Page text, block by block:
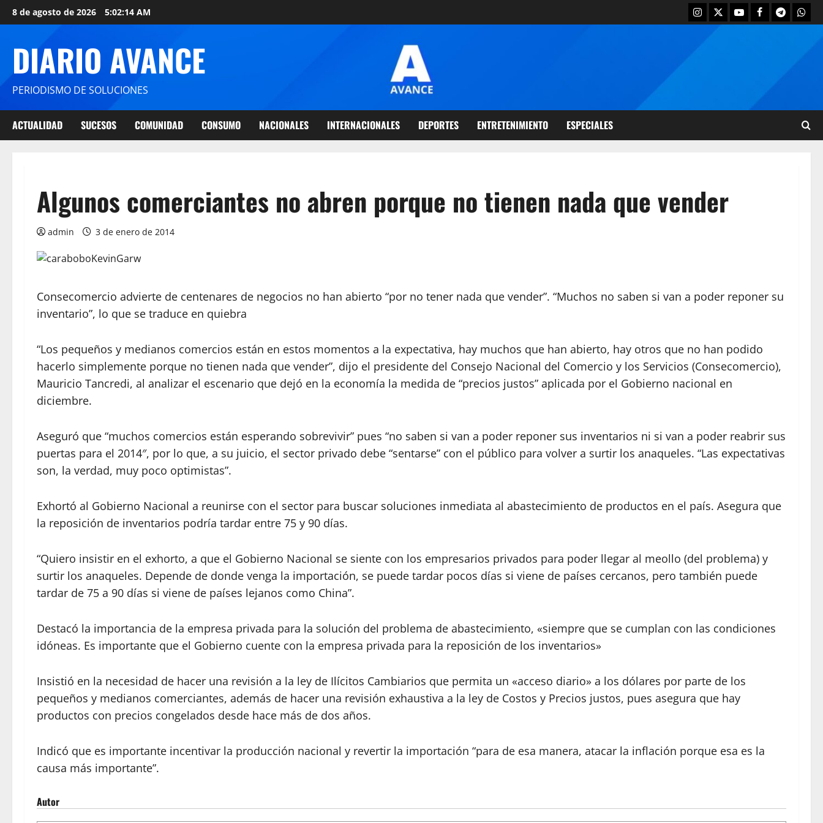
8 de agosto de 2026 5:02:14 AM
DIARIO AVANCE
PERIODISMO DE SOLUCIONES
ACTUALIDAD SUCESOS COMUNIDAD CONSUMO NACIONALES INTERNACIONALES DEPORTES ENTRETENIMIENTO ESPECIALES
Algunos comerciantes no abren porque no tienen nada que vender
admin 3 de enero de 2014
Consecomercio advierte de centenares de negocios no han abierto “por no tener nada que vender”. “Muchos no saben si van a poder reponer su
inventario”, lo que se traduce en quiebra
“Los pequeños y medianos comercios están en estos momentos a la expectativa, hay muchos que han abierto, hay otros que no han podido
hacerlo simplemente porque no tienen nada que vender”, dijo el presidente del Consejo Nacional del Comercio y los Servicios (Consecomercio),
Mauricio Tancredi, al analizar el escenario que dejó en la economía la medida de “precios justos” aplicada por el Gobierno nacional en
diciembre.
Aseguró que “muchos comercios están esperando sobrevivir” pues “no saben si van a poder reponer sus inventarios ni si van a poder reabrir sus
puertas para el 2014″, por lo que, a su juicio, el sector privado debe “sentarse” con el público para volver a surtir los anaqueles. “Las expectativas
son, la verdad, muy poco optimistas”.
Exhortó al Gobierno Nacional a reunirse con el sector para buscar soluciones inmediata al abastecimiento de productos en el país. Asegura que
la reposición de inventarios podría tardar entre 75 y 90 días.
“Quiero insistir en el exhorto, a que el Gobierno Nacional se siente con los empresarios privados para poder llegar al meollo (del problema) y
surtir los anaqueles. Depende de donde venga la importación, se puede tardar pocos días si viene de países cercanos, pero también puede
tardar de 75 a 90 días si viene de países lejanos como China”.
Destacó la importancia de la empresa privada para la solución del problema de abastecimiento, «siempre que se cumplan con las condiciones
idóneas. Es importante que el Gobierno cuente con la empresa privada para la reposición de los inventarios»
Insistió en la necesidad de hacer una revisión a la ley de Ilícitos Cambiarios que permita un «acceso diario» a los dólares por parte de los
pequeños y medianos comerciantes, además de hacer una revisión exhaustiva a la ley de Costos y Precios justos, pues asegura que hay
productos con precios congelados desde hace más de dos años.
Indicó que es importante incentivar la producción nacional y revertir la importación “para de esa manera, atacar la inflación porque esa es la
causa más importante”.
Autor